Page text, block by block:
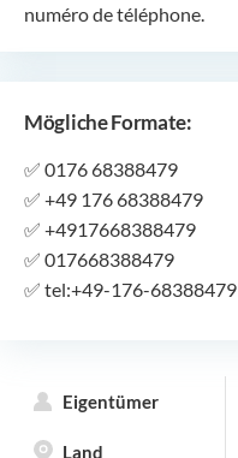
numéro de téléphone.
Mögliche Formate:
✅ 0176 68388479
✅ +49 176 68388479
✅ +4917668388479
✅ 017668388479
✅ tel:+49-176-68388479
Eigentümer
Land